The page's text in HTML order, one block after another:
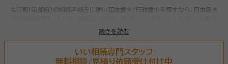
続きを読む
大江駅(京都府)の相続手続きに強い司法書士/行政書士を探すなら、日本最大
全国で対応可能な相続手続きに強い司法書士/行政書士をお探しいた
名義変更、相続税の申告・納税（相続財産が基礎控除額を超えていた場合）など
いい相続専門スタッフ
無料相談/見積り依頼受け付け中